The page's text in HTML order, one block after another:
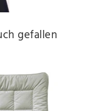
gefallen